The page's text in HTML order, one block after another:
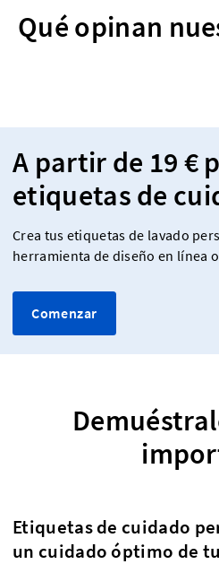
Qué opinan
A partir de 19 €
etiquetas de
Crea tus etiquetas de lavado
herramienta de diseño en línea
Comenzar
Etiquetas de cuidado
un cuidado óptimo de